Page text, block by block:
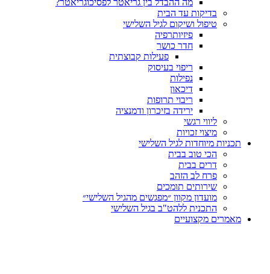
מה ההבדל בין גריאטר לפסיכוגריאטר?
בדיקות עד הבית
טיפול ושיקום לגיל השלישי
פיזיותרפיה
חדר כושר
פעילות קבוצתית
ריפוי בעיסוק
ריבוי תרופות
ירידה בזיכרון ודמנציה
מיצוי זכויות
מיוחדות לגיל השלישי
הכי טוב בבית
דרים בבית
פרח לב הזהב
שירותים תומכים
מועדון מקוון ״מפגשים מהגיל השלישי״
התכנית ללהט"ב בגיל השלישי
מקצועיים